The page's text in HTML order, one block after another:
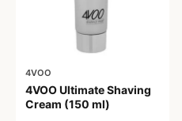
4VOO
4VOO Ultimate Shaving
Cream (150 ml)